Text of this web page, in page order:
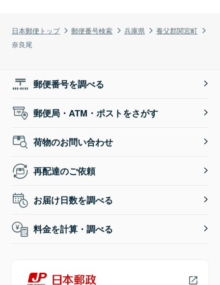
日本郵便トップ 郵便番号検索 兵庫県
養父郡関宮町
奈良尾
郵便番号を調べる
郵便局・ATM・ポストをさがす
荷物のお問い合わせ
再配達のご依頼
お届け日数を調べる
料金を計算・調べる